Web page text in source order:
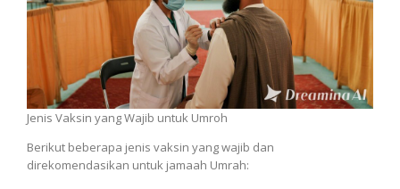
Jenis Vaksin yang Wajib untuk Umroh
Berikut beberapa jenis vaksin yang wajib dan
direkomendasikan untuk jamaah Umrah: